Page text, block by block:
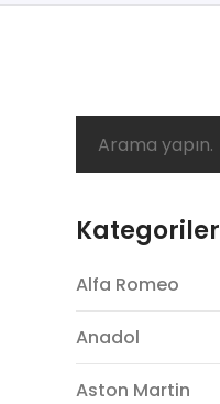
Kategoriler
Alfa Romeo
Anadol
Aston Martin